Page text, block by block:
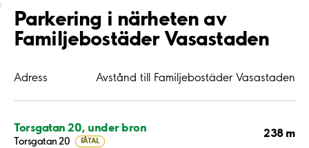
;
Parkering i närheten av
Familjebostäder Vasastaden
Adress Avstånd till Familjebostäder Vasastaden
Torsgatan 20, under bron
Torsgatan 20 FÅTAL
238 m